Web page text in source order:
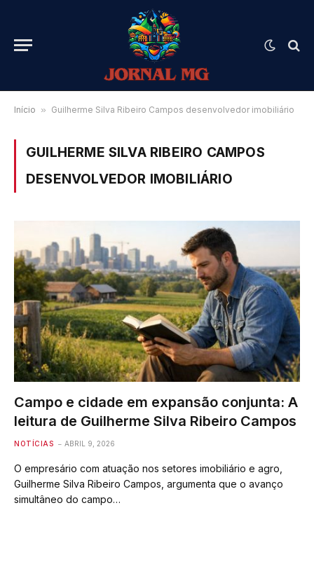
Início » Guilherme Silva Ribeiro Campos desenvolvedor imobiliário
GUILHERME SILVA RIBEIRO CAMPOS
DESENVOLVEDOR IMOBILIÁRIO
Campo e cidade em expansão conjunta: A
leitura de Guilherme Silva Ribeiro Campos
NOTÍCIAS ABRIL 9, 2026
O empresário com atuação nos setores imobiliário e agro,
Guilherme Silva Ribeiro Campos, argumenta que o avanço
simultâneo do campo…